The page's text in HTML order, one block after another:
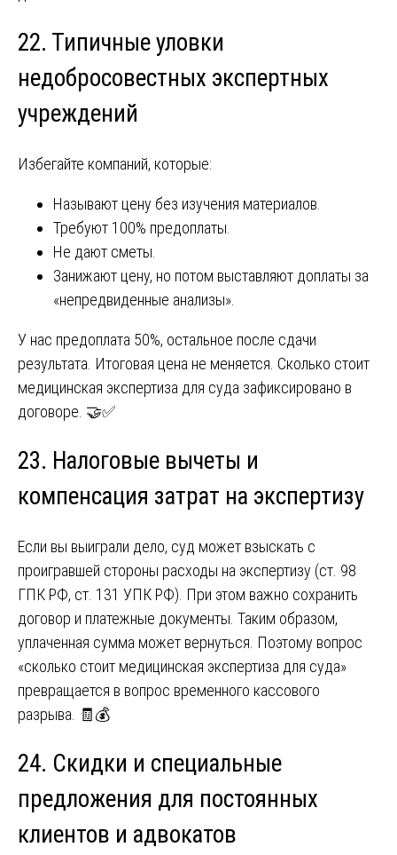
22. Типичные уловки
недобросовестных экспертных
учреждений
Избегайте компаний, которые:
Называют цену без изучения материалов.
Требуют 100% предоплаты.
Не дают сметы.
Занижают цену, но потом выставляют доплаты за
«непредвиденные анализы».
У нас предоплата 50%, остальное после сдачи
результата. Итоговая цена не меняется. Сколько стоит
медицинская экспертиза для суда зафиксировано в
договоре. 🤝✅
23. Налоговые вычеты и
компенсация затрат на экспертизу
Если вы выиграли дело, суд может взыскать с
проигравшей стороны расходы на экспертизу (ст. 98
ГПК РФ, ст. 131 УПК РФ). При этом важно сохранить
договор и платежные документы. Таким образом,
уплаченная сумма может вернуться. Поэтому вопрос
«сколько стоит медицинская экспертиза для суда»
превращается в вопрос временного кассового
разрыва. 🧾💰
24. Скидки и специальные
предложения для постоянных
клиентов и адвокатов